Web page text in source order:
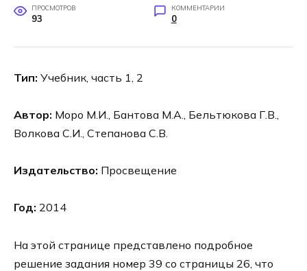
ПРОСМОТРОВ
93
КОММЕНТАРИИ
0
Тип: Учебник, часть 1, 2
Автор: Моро М.И., Бантова М.А., Бельтюкова Г.В.,
Волкова С.И., Степанова С.В.
Издательство: Просвещение
Год: 2014
На этой странице представлено подробное
решение задания номер 39 со страницы 26, что